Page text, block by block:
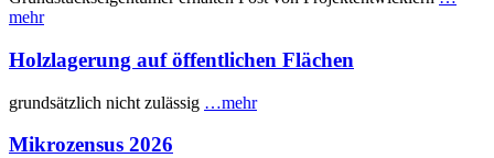
mehr
Holzlagerung auf öffentlichen Flächen
grundsätzlich nicht zulässig …mehr
Mikrozensus 2026